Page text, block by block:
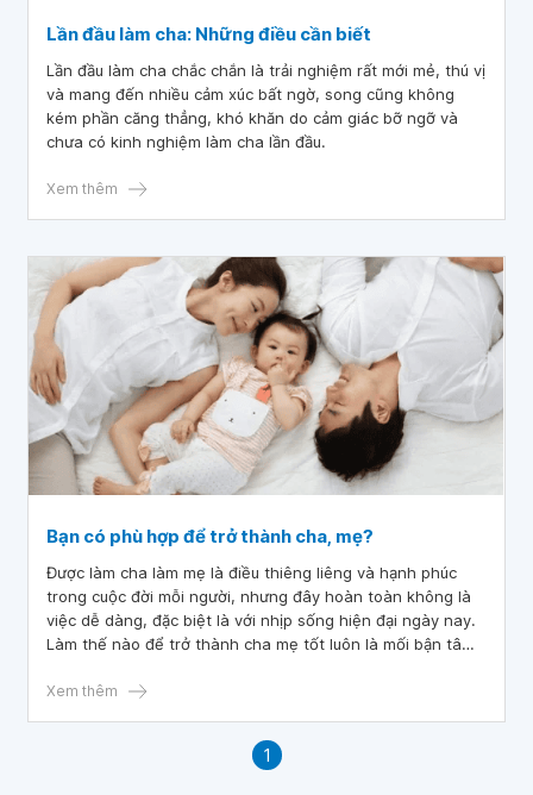
Lần đầu làm cha: Những điều cần biết
Lần đầu làm cha chắc chắn là trải nghiệm rất mới mẻ, thú vị
và mang đến nhiều cảm xúc bất ngờ, song cũng không
kém phần căng thẳng, khó khăn do cảm giác bỡ ngỡ và
chưa có kinh nghiệm làm cha lần đầu.
Xem thêm
Bạn có phù hợp để trở thành cha, mẹ?
Được làm cha làm mẹ là điều thiêng liêng và hạnh phúc
trong cuộc đời mỗi người, nhưng đây hoàn toàn không là
việc dễ dàng, đặc biệt là với nhịp sống hiện đại ngày nay.
Làm thế nào để trở thành cha mẹ tốt luôn là mối bận tâm
Xem thêm
1